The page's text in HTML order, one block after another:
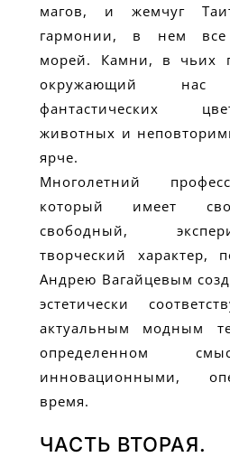
магов, и жемчуг
гармонии, в нем все
морей. Камни, в чьих
окружающий
фантастических
животных и
ярче.
Многолетний
который имеет
свободный,
творческий характер,
Андрею Вагайцевым
эстетически
актуальным модным
определенном
инновационными,
время.
ЧАСТЬ ВТОРАЯ.